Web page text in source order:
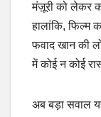
मंज़ूरी को लेकर
हालांकि, फिल्म
फवाद खान की
में कोई न कोई
अब बड़ा सवाल